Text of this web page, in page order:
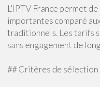
L'IPTV France permet
importantes comparé
traditionnels. Les tarifs
sans engagement de
## Critères de sélection